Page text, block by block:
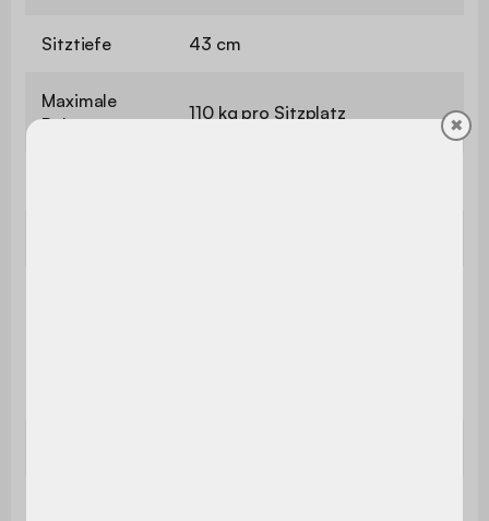
Sitztiefe 43 cm
Maximale
Belastung
110 kg pro Sitzplatz
✖